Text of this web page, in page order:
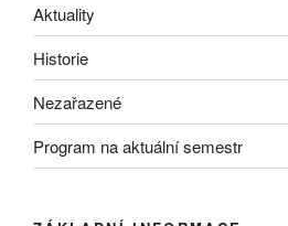
Aktuality
Historie
Nezařazené
Program na aktuální semestr